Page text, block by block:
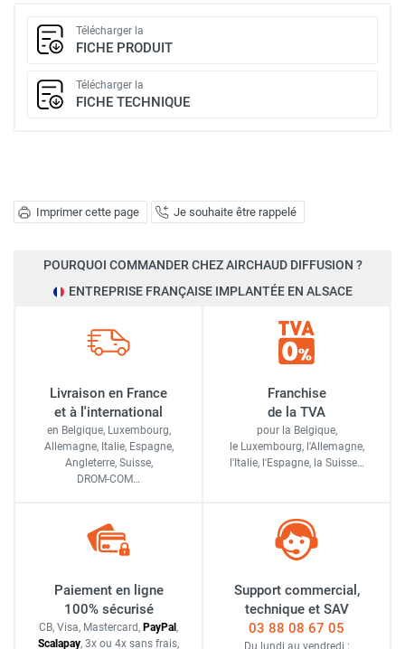
Imprimer cette page Je souhaite être rappelé
Télécharger la
FICHE PRODUIT
Télécharger la
FICHE TECHNIQUE
POURQUOI COMMANDER CHEZ AIRCHAUD DIFFUSION ?
ENTREPRISE FRANÇAISE IMPLANTÉE EN ALSACE
Livraison en France
et à l'international
en Belgique, Luxembourg,
Allemagne, Italie, Espagne,
Angleterre, Suisse,
DROM-COM…
Franchise
de la TVA
pour la Belgique,
le Luxembourg, l'Allemagne,
l'Italie, l'Espagne, la Suisse…
Paiement en ligne
100% sécurisé
CB, Visa, Mastercard, PayPal ,
Scalapay, 3x ou 4x sans frais,
Support commercial,
technique et SAV
03 88 08 67 05
Du lundi au vendredi :